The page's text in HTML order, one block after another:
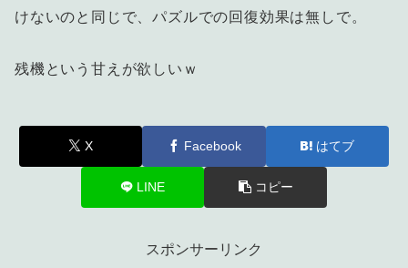
けないのと同じで、パズルでの回復効果は無しで。
残機という甘えが欲しいｗ
X Facebook はてブ
LINE コピー
スポンサーリンク